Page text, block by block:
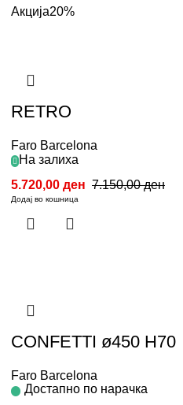
Акција20%
RETRO
Faro Barcelona
На залиха
7.150,00ден
5.720,00 ден
Додај во кошница
CONFETTI ø450 H70
Faro Barcelona
Достапно по нарачка